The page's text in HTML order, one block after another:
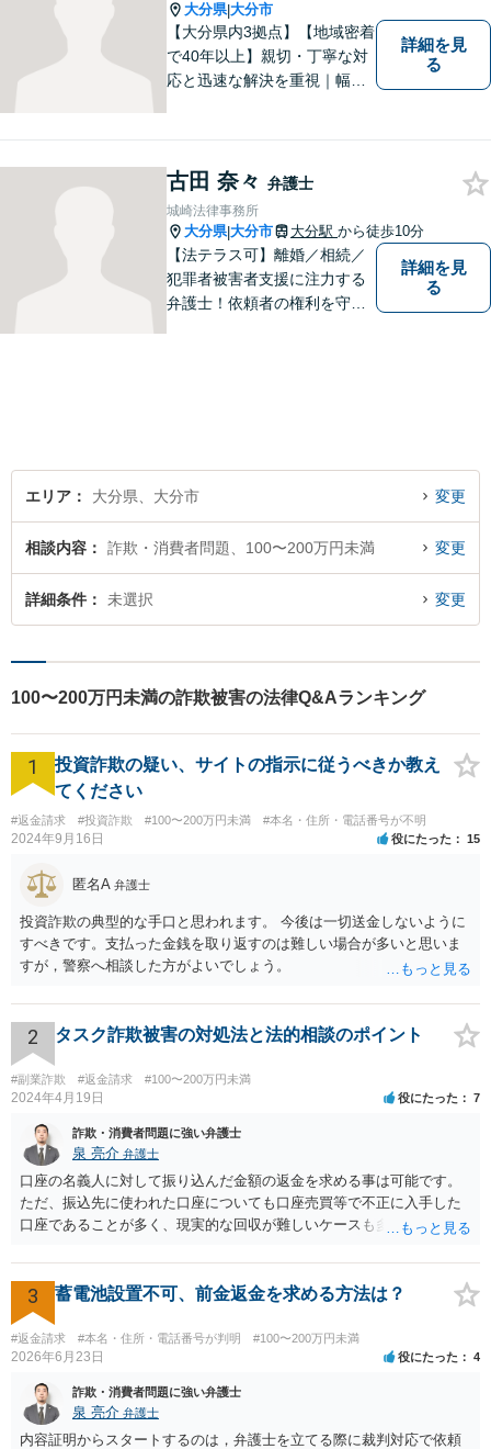
大分県|大分市
【大分県内3拠点】【地域密着
で40年以上】親切・丁寧な対
応と迅速な解決を重視｜幅広
【別府・杵築にも拠点】
詳細を見
る
古田 奈々 弁護士
城崎法律事務所
大分県|大分市 大分駅 から徒歩10分
【法テラス可】離婚／相続／
犯罪者被害者支援に注力する
弁護士！依頼者の権利を守
詳細を見
る
エリア 大分県、大分市 変更
相談内容 詐欺・消費者問題、100〜200万円未満 変更
詳細条件 未選択 変更
100〜200万円未満の詐欺被害の法律Q&Aランキング
1
投資詐欺の疑い、サイトの指示に従うべきか教え
てください
#返金請求 #投資詐欺 #100〜200万円未満 #本名・住所・電話番号が不明
2024年9月16日 役にたった 15
匿名A 弁護士
投資詐欺の典型的な手口と思われます。 今後は一切送金しないように
すべきです。支払った金銭を取り返すのは難しい場合が多いと思いま
すが，警察へ相談した方がよいでしょう。
2 タスク詐欺被害の対処法と法的相談のポイント
#副業詐欺 #返金請求 #100〜200万円未満
2024年4月19日 役にたった 7
詐欺・消費者問題に強い弁護士
泉 亮介 弁護士
口座の名義人に対して振り込んだ金額の返金を求める事は可能です。
ただ、振込先に使われた口座についても口座売買等で不正に入手した
口座であることが多く、現実的な回収が難しいケースも多いでしょ
3 蓄電池設置不可、前金返金を求める方法は？
#返金請求 #本名・住所・電話番号が判明 #100〜200万円未満
2026年6月23日 役にたった 4
詐欺・消費者問題に強い弁護士
泉 亮介 弁護士
内容証明からスタートするのは，弁護士を立てる際に裁判対応で依頼